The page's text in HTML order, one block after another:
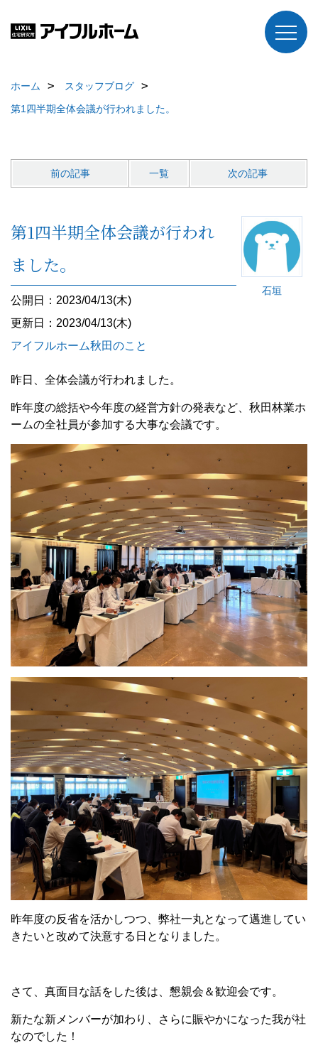
ホーム
スタッフブログ
第1四半期全体会議が行われました。
前の記事 一覧 次の記事
石垣
第1四半期全体会議が行われ
ました。
公開日：2023/04/13(木)
更新日：2023/04/13(木)
アイフルホーム秋田のこと
昨日、全体会議が行われました。
昨年度の総括や今年度の経営方針の発表など、秋田林業ホ
ームの全社員が参加する大事な会議です。
昨年度の反省を活かしつつ、弊社一丸となって邁進してい
きたいと改めて決意する日となりました。
さて、真面目な話をした後は、懇親会＆歓迎会です。
新たな新メンバーが加わり、さらに賑やかになった我が社
なのでした！